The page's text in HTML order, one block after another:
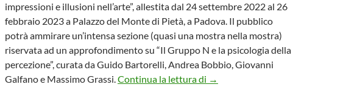
impressioni e illusioni nell’arte”, allestita dal 24 settembre 2022 al 26
febbraio 2023 a Palazzo del Monte di Pietà, a Padova. Il pubblico
potrà ammirare un’intensa sezione (quasi una mostra nella mostra)
riservata ad un approfondimento su “Il Gruppo N e la psicologia della
percezione”, curata da Guido Bartorelli, Andrea Bobbio, Giovanni
Galfano e Massimo Grassi.Continua la lettura di Mostra “L’occhio in gioco.
→